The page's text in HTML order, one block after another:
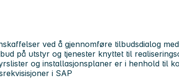
ved å gjennomføre tilbudsdialog
på utstyr og tjenester knyttet til
og installasjonsplaner er i henhold til
i SAP